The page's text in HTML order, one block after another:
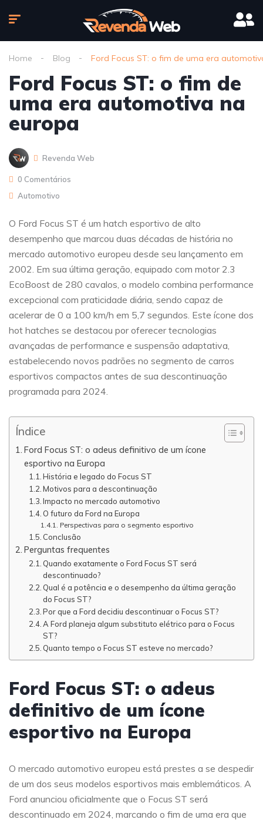
Home Blog Ford Focus ST: o fim de uma era
Ford Focus ST: o fim de
uma era automotiva na
europa
Revenda Web
0 Comentários
Automotivo
O Ford Focus ST é um hatch esportivo de alto
desempenho que marcou duas décadas de história no
mercado automotivo europeu desde seu lançamento em
2002. Em sua última geração, equipado com motor 2.3
EcoBoost de 280 cavalos, o modelo combina performance
excepcional com praticidade diária, sendo capaz de
acelerar de 0 a 100 km/h em 5,7 segundos. Este ícone dos
hot hatches se destacou por oferecer tecnologias
avançadas de performance e suspensão adaptativa,
estabelecendo novos padrões no segmento de carros
esportivos compactos antes de sua descontinuação
programada para 2024.
Índice
Ford Focus ST: o adeus definitivo de um ícone
esportivo na Europa
História e legado do Focus ST
Motivos para a descontinuação
Impacto no mercado automotivo
O futuro da Ford na Europa
Perspectivas para o segmento esportivo
Conclusão
Perguntas frequentes
Quando exatamente o Ford Focus ST será
descontinuado?
Qual é a potência e o desempenho da última geração
do Focus ST?
Por que a Ford decidiu descontinuar o Focus ST?
A Ford planeja algum substituto elétrico para o Focus
ST?
Quanto tempo o Focus ST esteve no mercado?
Ford Focus ST: o adeus
definitivo de um ícone
esportivo na Europa
O mercado automotivo europeu está prestes a se despedir
de um dos seus modelos esportivos mais emblemáticos. A
Ford anunciou oficialmente que o Focus ST será
descontinuado em 2024, marcando o fim de uma era que